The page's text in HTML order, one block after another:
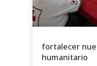
fortalecer
humanitario